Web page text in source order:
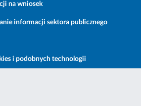
na wniosek
informacji sektora publicznego
i podobnych technologii